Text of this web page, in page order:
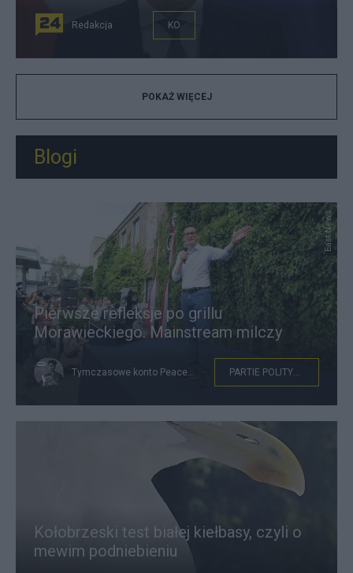
Redakcja KO
POKAŻ WIĘCEJ
Blogi
East News
Pierwsze refleksje po grillu
Morawieckiego. Mainstream milczy
Tymczasowe konto Peacemakera PARTIE POLITYCZNE
Kołobrzeski test białej kiełbasy, czyli o
mewim podniebieniu